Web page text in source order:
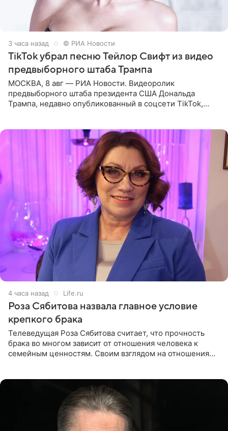
3 часа назад © РИА Новости
TikTok убрал песню Тейлор Свифт из видео
предвыборного штаба Трампа
МОСКВА, 8 авг — РИА Новости. Видеоролик
предвыборного штаба президента США Дональда
Трампа, недавно опубликованный в соцсети TikTok,
4 часа назад Life.ru
Роза Сябитова назвала главное условие
крепкого брака
Телеведущая Роза Сябитова считает, что прочность
брака во многом зависит от отношения человека к
семейным ценностям. Своим взглядом на отношения